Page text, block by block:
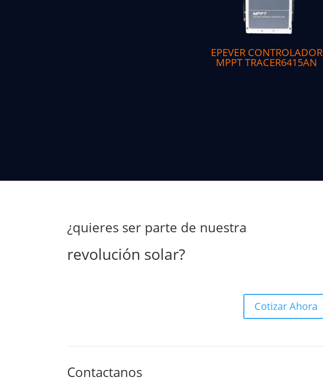
EPEVER CONTROLADOR
MPPT TRACER6415AN
¿quieres ser parte de nuestra
revolución solar?
Cotizar Ahora
Contactanos